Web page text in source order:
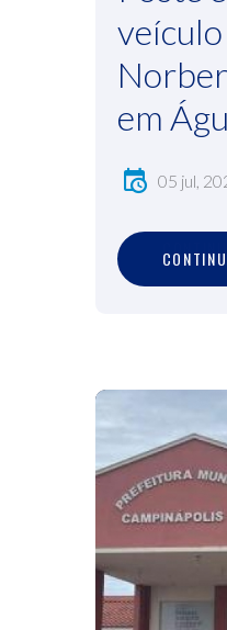
veículo
em
05 jul,
CO NTINU